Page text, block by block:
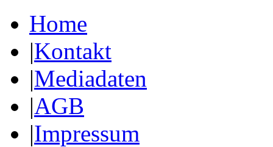
Home
|Kontakt
|Mediadaten
|AGB
|Impressum